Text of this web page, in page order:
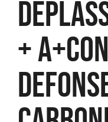
+